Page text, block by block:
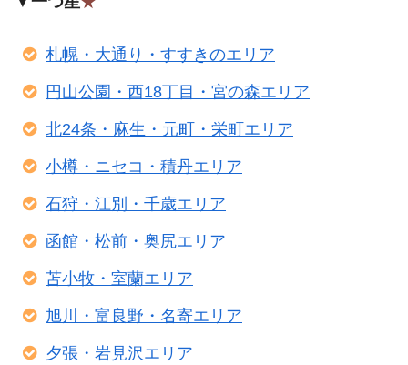
札幌・大通り・すすきのエリア
円山公園・西18丁目・宮の森エリア
北24条・麻生・元町・栄町エリア
小樽・ニセコ・積丹エリア
石狩・江別・千歳エリア
函館・松前・奥尻エリア
苫小牧・室蘭エリア
旭川・富良野・名寄エリア
夕張・岩見沢エリア